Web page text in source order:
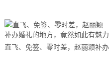
直飞、免签、零时差，赵丽颖补办